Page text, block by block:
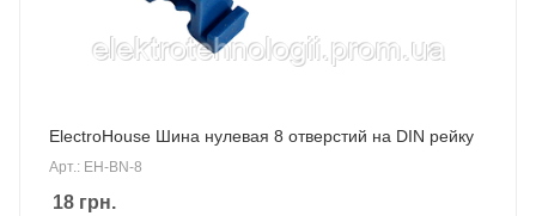
ElectroHouse Шина нулевая 8 отверстий на DIN рейку
Арт.: EH-BN-8
18 грн.